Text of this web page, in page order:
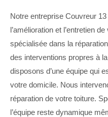
Notre entreprise Couvreur
l’amélioration et l’entretien
spécialisée dans la
des interventions propres à
disposons d’une équipe qui
votre domicile. Nous
réparation de votre toiture.
l’équipe reste dynamique